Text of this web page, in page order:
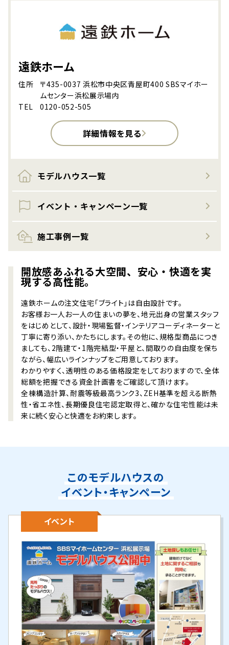
遠鉄ホーム
住所
〒435-0037 浜松市中央区青屋町400 SBSマイホー
ムセンター浜松展示場内
TEL
0120-052-505
詳細情報を見る
モデルハウス一覧
イベント・キャンペーン一覧
施工事例一覧
開放感あふれる大空間、安心・快適を実
現する高性能。
遠鉄ホームの注文住宅「ブライト」は自由設計です。
お客様お一人お一人の住まいの夢を、地元出身の営業スタッフ
をはじめとして、設計・現場監督・インテリアコーディネーターと
丁寧に寄り添い、かたちにします。その他に、規格型商品につき
ましても、2階建て・1階完結型・平屋と、間取りの自由度を保ち
ながら、幅広いラインナップをご用意しております。
わかりやすく、透明性のある価格設定をしておりますので、全体
総額を把握できる資金計画書をご確認して頂けます。
全棟構造計算、耐震等級最高ランク3、ZEH基準を超える断熱
性・省エネ性、長期優良住宅認定取得と、確かな住宅性能は未
来に続く安心と快適をお約束します。
このモデルハウスの
イベント・キャンペーン
イベント